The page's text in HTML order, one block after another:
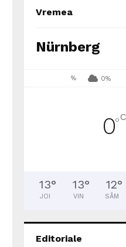
Vremea
Nürnberg
% 0%
0°C
13°
JOI
13°
VIN
12°
SÂM
Editoriale